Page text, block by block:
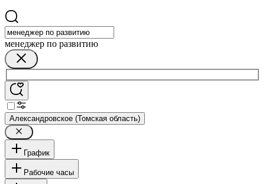
менеджер по развитию
Александровское (Томская область)
График
Рабочие часы